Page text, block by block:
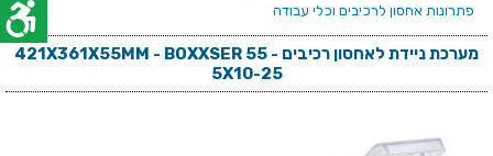
פתרונות אחסון לרכיבים וכלי עבודה
מערכת ניידת לאחסון רכיבים - 421X361X55MM - BOXXSER 55
5X10-25